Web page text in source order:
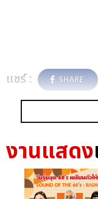
แชร์ : SHARE
งานแสดง